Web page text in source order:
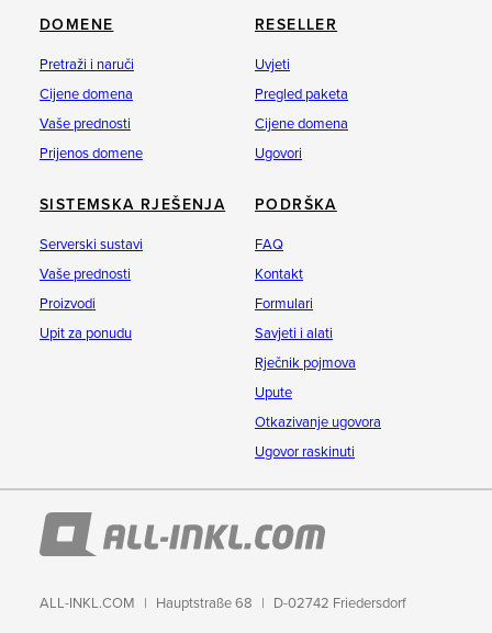
DOMENE
Pretraži i naruči
Cijene domena
Vaše prednosti
Prijenos domene
RESELLER
Uvjeti
Pregled paketa
Cijene domena
Ugovori
SISTEMSKA RJEŠENJA
Serverski sustavi
Vaše prednosti
Proizvodi
Upit za ponudu
PODRŠKA
FAQ
Kontakt
Formulari
Savjeti i alati
Rječnik pojmova
Upute
Otkazivanje ugovora
Ugovor raskinuti
ALL-INKL.COM Hauptstraße 68 D-02742 Friedersdorf